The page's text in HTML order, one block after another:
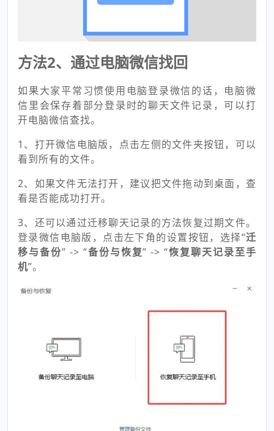
方法2、通过电脑微信找回
如果大家平常习惯使用电脑登录微信的话，电脑微
信里会保存着部分登录时的聊天文件记录，可以打
开电脑微信查找。
1、打开微信电脑版，点击左侧的文件夹按钮，可以
看到所有的文件。
2、如果文件无法打开，建议把文件拖动到桌面，查
看是否能成功打开。
3、还可以通过迁移聊天记录的方法恢复过期文件。
登录微信电脑版，点击左下角的设置按钮，选择“迁
移与备份” -> “备份与恢复” -> “恢复聊天记录至手
机”。